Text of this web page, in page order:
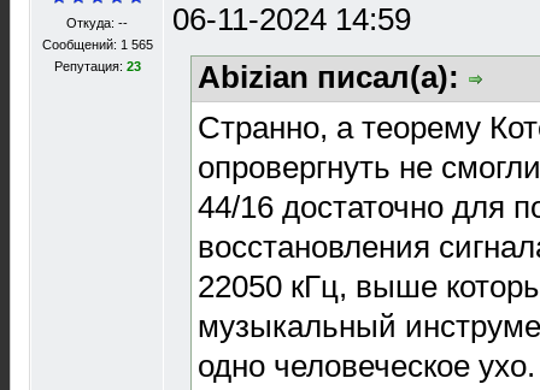
Откуда: --
Сообщений: 1 565
Репутация: 23
06-11-2024 14:59
Abizian писал(а):
Странно, а теорему
опровергнуть не
44/16 достаточно для
восстановления
22050 кГц, выше
музыкальный
одно человеческое ухо.